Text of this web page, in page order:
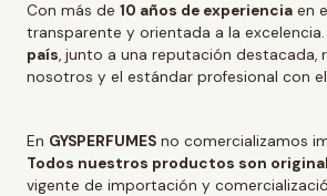
Con más de 10 años de experiencia en
transparente y orientada a la
país, junto a una reputación destacada,
nosotros y el estándar profesional con
En GYSPERFUMES no comercializamos
Todos nuestros productos son
vigente de importación y